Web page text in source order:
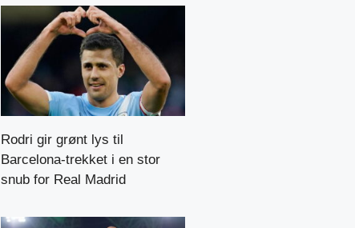
Rodri gir grønt lys til
Barcelona-trekket i en stor
snub for Real Madrid